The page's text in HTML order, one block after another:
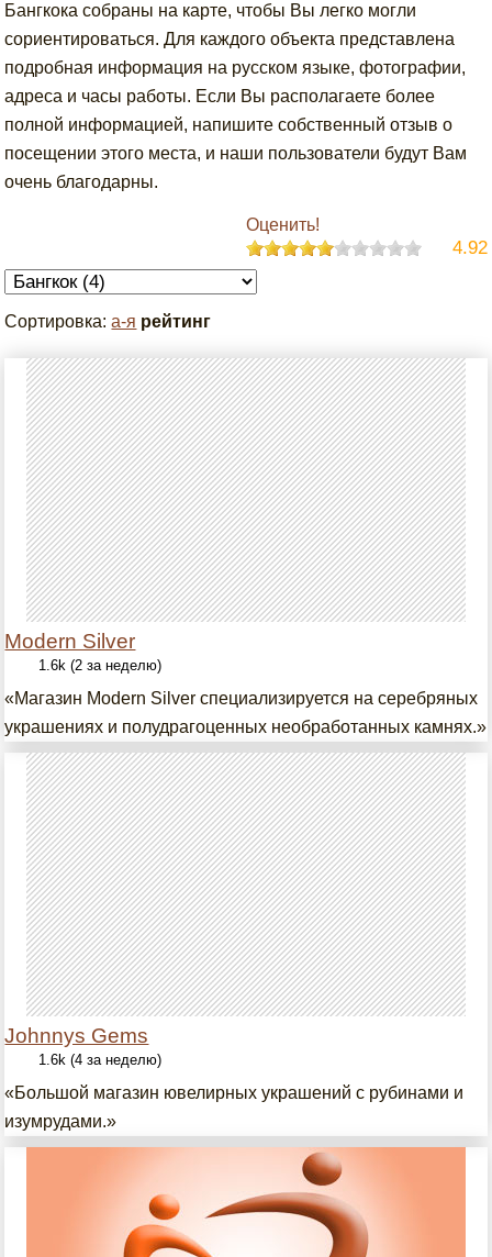
Бангкока собраны на карте, чтобы Вы легко могли
сориентироваться. Для каждого объекта представлена
подробная информация на русском языке, фотографии,
адреса и часы работы. Если Вы располагаете более
полной информацией, напишите собственный отзыв о
посещении этого места, и наши пользователи будут Вам
очень благодарны.
Оценить!
4.92
Сортировка:а-я рейтинг
Modern Silver
1.6k (2 за неделю)
«Магазин Modern Silver специализируется на серебряных
украшениях и полудрагоценных необработанных камнях.»
Johnnys Gems
1.6k (4 за неделю)
«Большой магазин ювелирных украшений с рубинами и
изумрудами.»